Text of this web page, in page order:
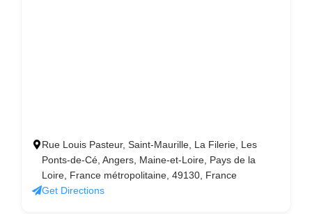
Rue Louis Pasteur, Saint-Maurille, La Filerie, Les
Ponts-de-Cé, Angers, Maine-et-Loire, Pays de la
Loire, France métropolitaine, 49130, France
Get Directions